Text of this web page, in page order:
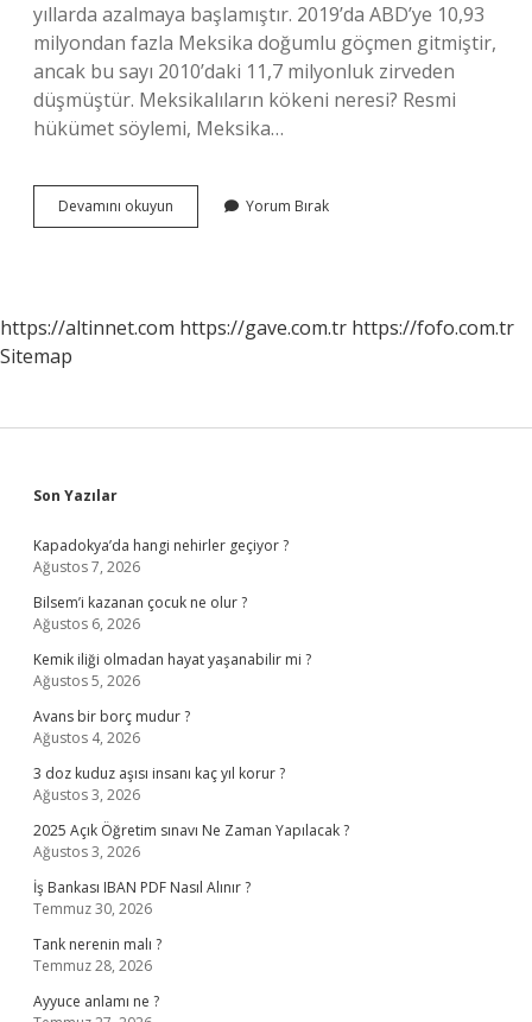
yıllarda azalmaya başlamıştır. 2019’da ABD’ye 10,93
milyondan fazla Meksika doğumlu göçmen gitmiştir,
ancak bu sayı 2010’daki 11,7 milyonluk zirveden
düşmüştür. Meksikalıların kökeni neresi? Resmi
hükümet söylemi, Meksika…
Devamını okuyun Amerikada
Meksikalılara
Yorum Bırak
https://altinnet.com https://gave.com.tr https://fofo.com.tr
Sitemap
Sidebar
Son Yazılar
Kapadokya’da hangi nehirler geçiyor ?
Ağustos 7, 2026
Bilsem’i kazanan çocuk ne olur ?
Ağustos 6, 2026
Kemik iliği olmadan hayat yaşanabilir mi ?
Ağustos 5, 2026
Avans bir borç mudur ?
Ağustos 4, 2026
3 doz kuduz aşısı insanı kaç yıl korur ?
Ağustos 3, 2026
2025 Açık Öğretim sınavı Ne Zaman Yapılacak ?
Ağustos 3, 2026
İş Bankası IBAN PDF Nasıl Alınır ?
Temmuz 30, 2026
Tank nerenin malı ?
Temmuz 28, 2026
Ayyuce anlamı ne ?